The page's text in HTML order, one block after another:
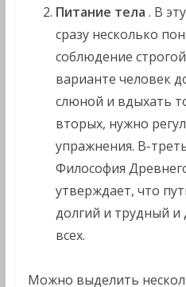
Питание тела . В
сразу несколько
соблюдение
варианте человек
слюной и вдыхать
вторых, нужно
упражнения. В-
Философия
утверждает, что
долгий и трудный и
всех.
Можно выделить